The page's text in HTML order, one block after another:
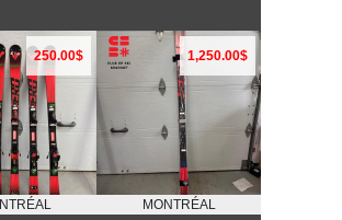
250.00$ 1,250.00$
MONTRÉAL